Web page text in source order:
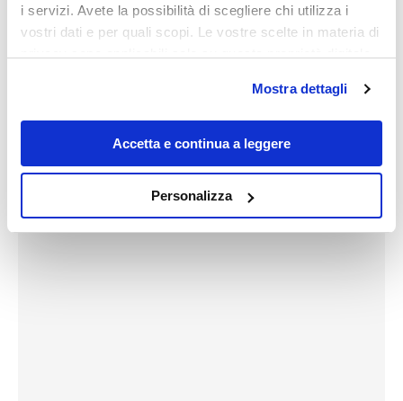
i servizi. Avete la possibilità di scegliere chi utilizza i
vostri dati e per quali scopi. Le vostre scelte in materia di
modificare o revocare il proprio consenso in qualsiasi
momento dalla Dichiarazione sui cookie o facendo clic
sull'icona di attivazione della privacy.
raccogliere informazioni sulla tua posizione
geografica, con un'approssimazione di qualche
Mostra dettagli
Accetta e continua a leggere
Personalizza